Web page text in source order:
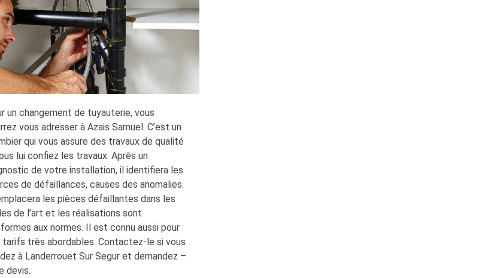
un changement de tuyauterie, vous
vous adresser à Azais Samuel. C’est un
qui vous assure des travaux de qualité
lui confiez les travaux. Après un
de votre installation, il identifiera les
de défaillances, causes des anomalies.
les pièces défaillantes dans les
de l’art et les réalisations sont
aux normes. Il est connu aussi pour
tarifs très abordables. Contactez-le si vous
à Landerrouet Sur Segur et demandez –
devis.